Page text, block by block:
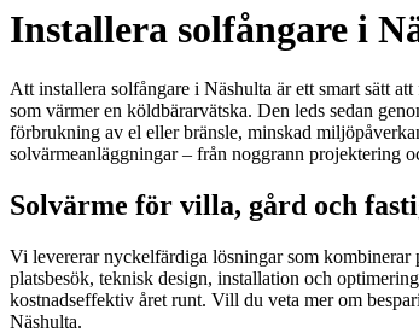
Installera solfångare i
Att installera solfångare i Näshulta är ett smart sätt
som värmer en köldbärarvätska. Den leds sedan
förbrukning av el eller bränsle, minskad
solvärmeanläggningar – från noggrann projektering
Solvärme för villa, gård och
Vi levererar nyckelfärdiga lösningar som kombinerar
platsbesök, teknisk design, installation och
kostnadseffektiv året runt. Vill du veta mer om
Näshulta.